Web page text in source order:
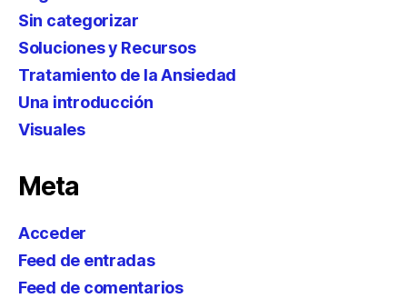
Sin categorizar
Soluciones y Recursos
Tratamiento de la Ansiedad
Una introducción
Visuales
Meta
Acceder
Feed de entradas
Feed de comentarios